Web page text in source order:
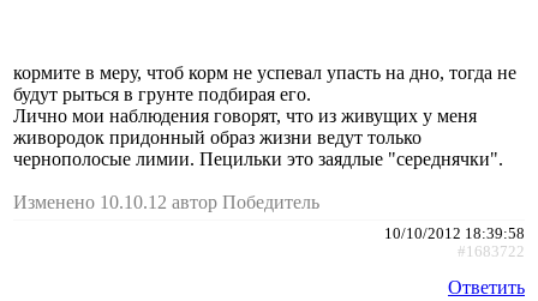
кормите в меру, чтоб корм не успевал упасть на дно, тогда не
будут рыться в грунте подбирая его.
Лично мои наблюдения говорят, что из живущих у меня
живородок придонный образ жизни ведут только
чернополосые лимии. Пецильки это заядлые "середнячки".
Изменено 10.10.12 автор Победитель
10/10/2012 18:39:58
#1683722
Ответить